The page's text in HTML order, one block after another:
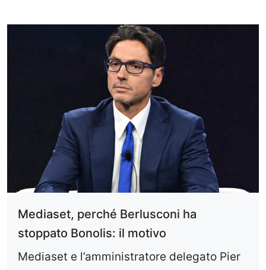
Mediaset, perché Berlusconi ha
stoppato Bonolis: il motivo
Mediaset e l’amministratore delegato Pier